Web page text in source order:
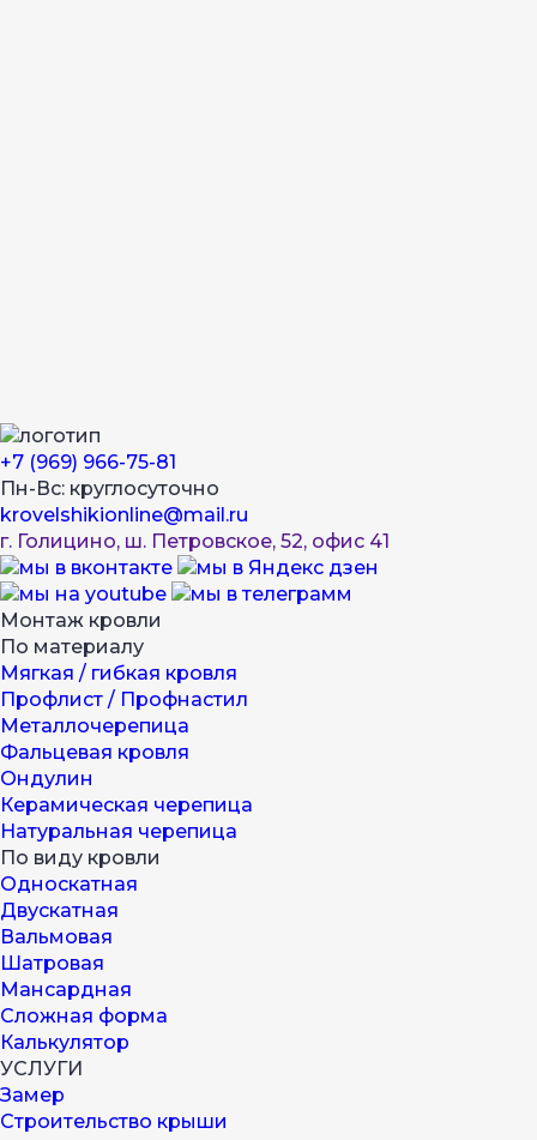
+7 (969) 966-75-81
Пн-Вс: круглосуточно
krovelshikionline@mail.ru
г. Голицино, ш. Петровское, 52, офис 41
Монтаж кровли
По материалу
Мягкая / гибкая кровля
Профлист / Профнастил
Металлочерепица
Фальцевая кровля
Ондулин
Керамическая черепица
Натуральная черепица
По виду кровли
Односкатная
Двускатная
Вальмовая
Шатровая
Мансардная
Сложная форма
Калькулятор
УСЛУГИ
Замер
Строительство крыши